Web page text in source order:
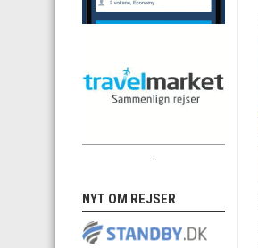
NYT OM REJSER